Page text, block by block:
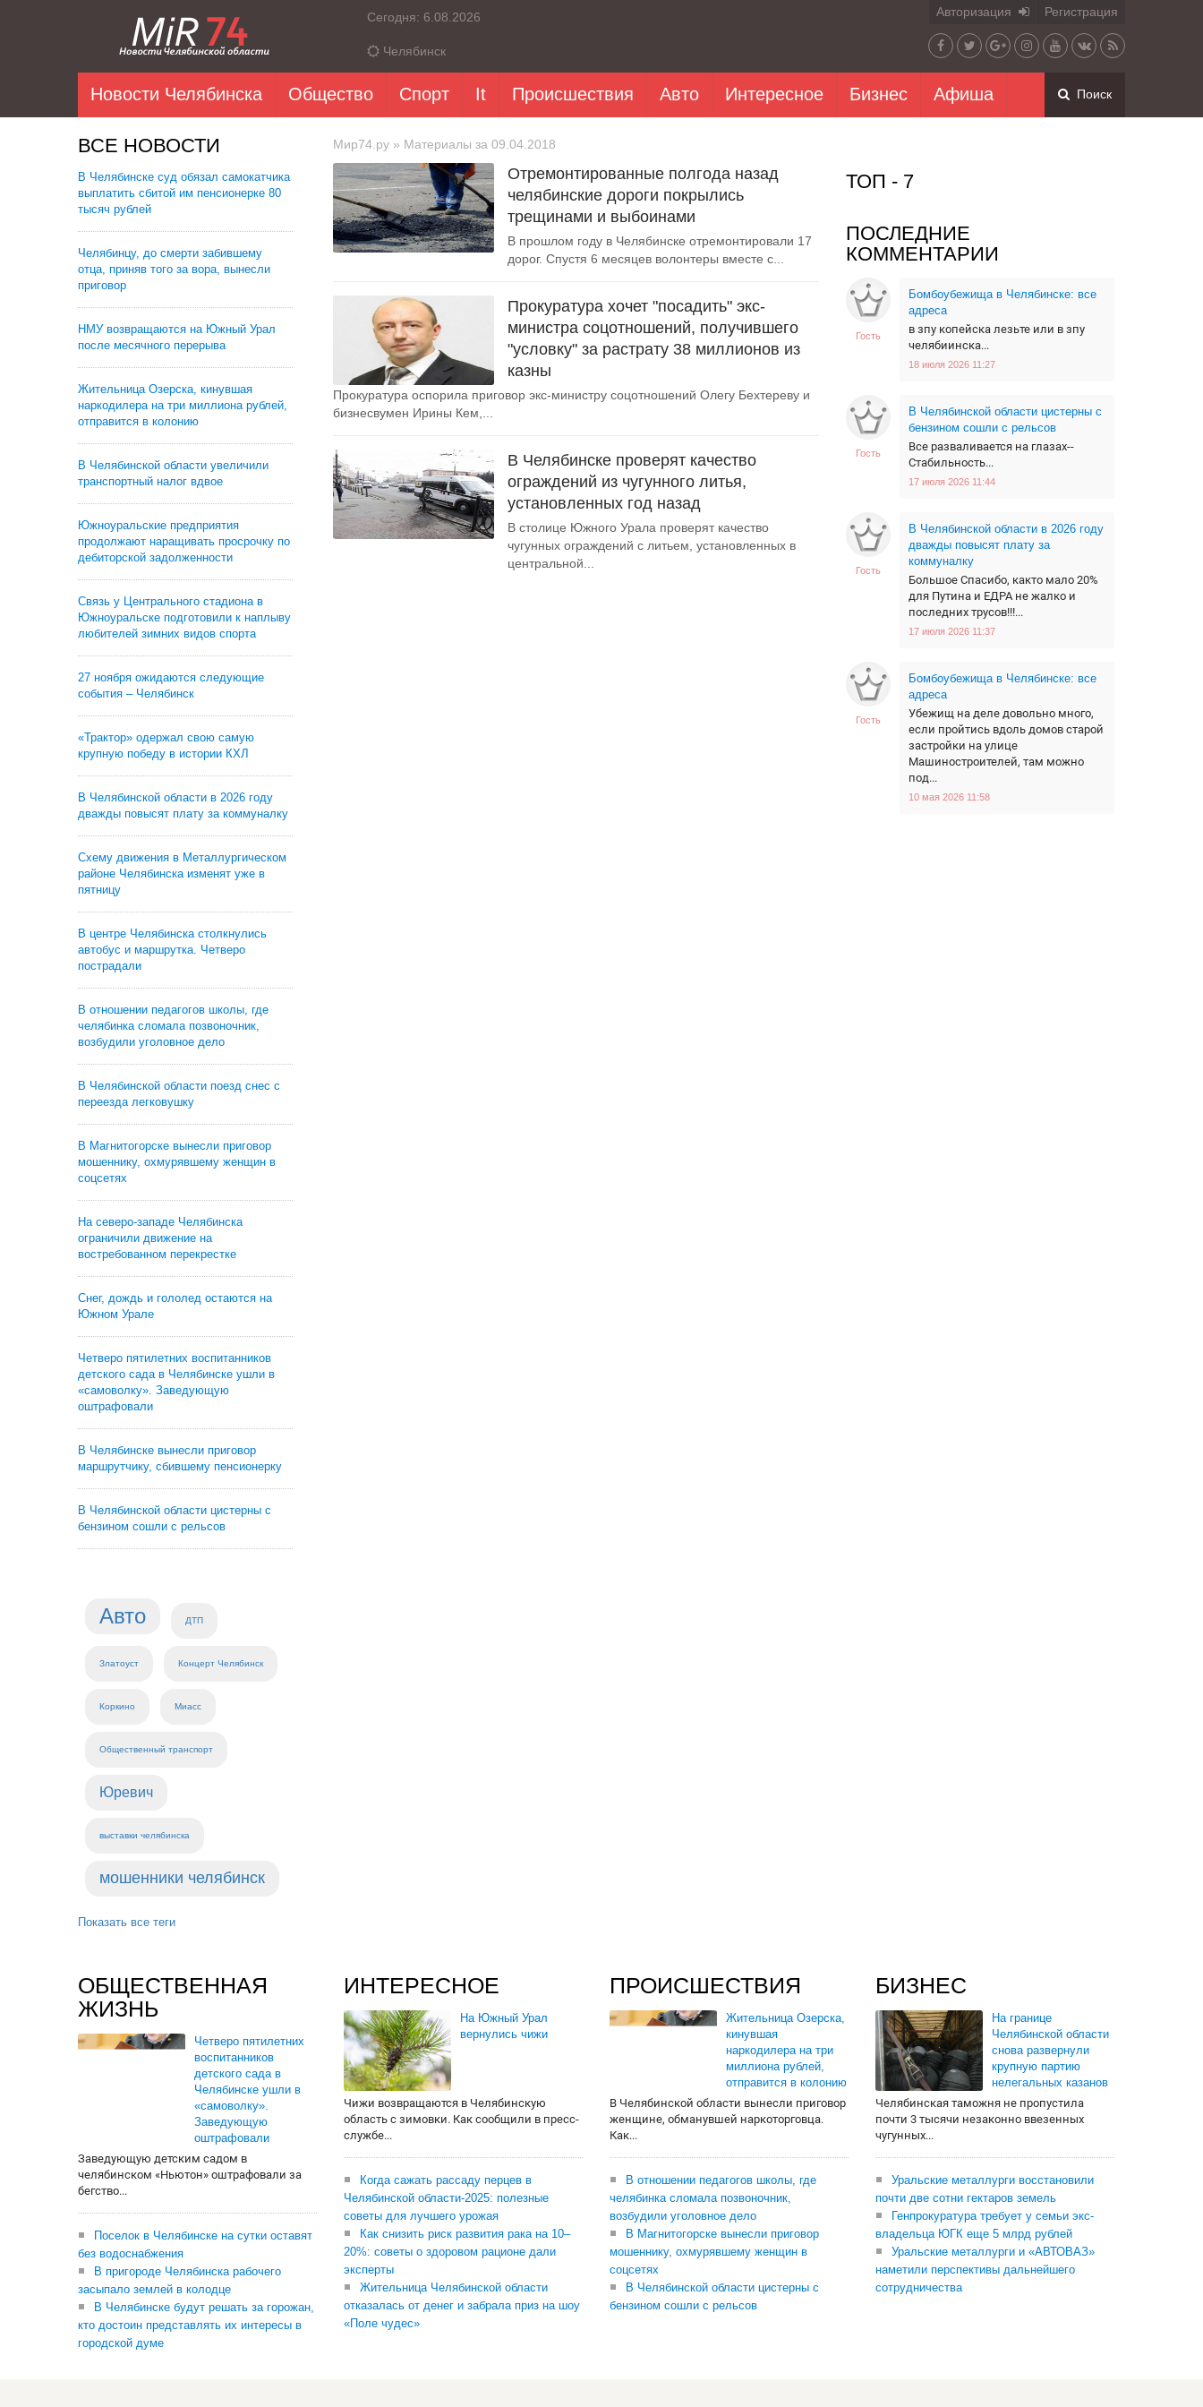
Сегодня: 6.08.2026
Челябинск
Авторизация Регистрация
Новости Челябинска Общество Спорт It Происшествия Авто Интересное Бизнес Афиша Поиск
ВСЕ НОВОСТИ
В Челябинске суд обязал самокатчика
выплатить сбитой им пенсионерке 80
тысяч рублей
Челябинцу, до смерти забившему
отца, приняв того за вора, вынесли
приговор
НМУ возвращаются на Южный Урал
после месячного перерыва
Жительница Озерска, кинувшая
наркодилера на три миллиона рублей,
отправится в колонию
В Челябинской области увеличили
транспортный налог вдвое
Южноуральские предприятия
продолжают наращивать просрочку по
дебиторской задолженности
Связь у Центрального стадиона в
Южноуральске подготовили к наплыву
любителей зимних видов спорта
27 ноября ожидаются следующие
события – Челябинск
«Трактор» одержал свою самую
крупную победу в истории КХЛ
В Челябинской области в 2026 году
дважды повысят плату за коммуналку
Схему движения в Металлургическом
районе Челябинска изменят уже в
пятницу
В центре Челябинска столкнулись
автобус и маршрутка. Четверо
пострадали
В отношении педагогов школы, где
челябинка сломала позвоночник,
возбудили уголовное дело
В Челябинской области поезд снес с
переезда легковушку
В Магнитогорске вынесли приговор
мошеннику, охмурявшему женщин в
соцсетях
На северо-западе Челябинска
ограничили движение на
востребованном перекрестке
Снег, дождь и гололед остаются на
Южном Урале
Четверо пятилетних воспитанников
детского сада в Челябинске ушли в
«самоволку». Заведующую
оштрафовали
В Челябинске вынесли приговор
маршрутчику, сбившему пенсионерку
В Челябинской области цистерны с
бензином сошли с рельсов
Авто ДТП
Златоуст Концерт Челябинск
Коркино Миасс
Общественный транспорт
Юревич
выставки челябинска
мошенники челябинск
Показать все теги
ТОП - 7
ПОСЛЕДНИЕ
КОММЕНТАРИИ
Гость
Бомбоубежища в Челябинске: все
адреса
в зпу копейска лезьте или в зпу
челябиинска...
18 июля 2026 11:27
Гость
В Челябинской области цистерны с
бензином сошли с рельсов
Все разваливается на глазах--
Стабильность...
17 июля 2026 11:44
Гость
В Челябинской области в 2026 году
дважды повысят плату за
коммуналку
Большое Спасибо, както мало 20%
для Путина и ЕДРА не жалко и
последних трусов!!!...
17 июля 2026 11:37
Гость
Бомбоубежища в Челябинске: все
адреса
Убежищ на деле довольно много,
если пройтись вдоль домов старой
застройки на улице
Машиностроителей, там можно
под...
10 мая 2026 11:58
Мир74.ру » Материалы за 09.04.2018
Отремонтированные полгода назад
челябинские дороги покрылись
трещинами и выбоинами
В прошлом году в Челябинске отремонтировали 17
дорог. Спустя 6 месяцев волонтеры вместе с...
Прокуратура хочет "посадить" экс-
министра соцотношений, получившего
"условку" за растрату 38 миллионов из
казны
Прокуратура оспорила приговор экс-министру соцотношений Олегу Бехтереву и
бизнесвумен Ирины Кем,...
В Челябинске проверят качество
ограждений из чугунного литья,
установленных год назад
В столице Южного Урала проверят качество
чугунных ограждений с литьем, установленных в
центральной...
ОБЩЕСТВЕННАЯ
ЖИЗНЬ
Четверо пятилетних
воспитанников
детского сада в
Челябинске ушли в
«самоволку».
Заведующую
оштрафовали
Заведующую детским садом в
челябинском «Ньютон» оштрафовали за
бегство...
Поселок в Челябинске на сутки оставят
без водоснабжения
В пригороде Челябинска рабочего
засыпало землей в колодце
В Челябинске будут решать за горожан,
кто достоин представлять их интересы в
городской думе
ИНТЕРЕСНОЕ
На Южный Урал
вернулись чижи
Чижи возвращаются в Челябинскую
область с зимовки. Как сообщили в пресс-
службе...
Когда сажать рассаду перцев в
Челябинской области-2025: полезные
советы для лучшего урожая
Как снизить риск развития рака на 10–
20%: советы о здоровом рационе дали
эксперты
Жительница Челябинской области
отказалась от денег и забрала приз на шоу
«Поле чудес»
ПРОИСШЕСТВИЯ
Жительница Озерска,
кинувшая
наркодилера на три
миллиона рублей,
отправится в колонию
В Челябинской области вынесли приговор
женщине, обманувшей наркоторговца.
Как...
В отношении педагогов школы, где
челябинка сломала позвоночник,
возбудили уголовное дело
В Магнитогорске вынесли приговор
мошеннику, охмурявшему женщин в
соцсетях
В Челябинской области цистерны с
бензином сошли с рельсов
БИЗНЕС
На границе
Челябинской области
снова развернули
крупную партию
нелегальных казанов
Челябинская таможня не пропустила
почти 3 тысячи незаконно ввезенных
чугунных...
Уральские металлурги восстановили
почти две сотни гектаров земель
Генпрокуратура требует у семьи экс-
владельца ЮГК еще 5 млрд рублей
Уральские металлурги и «АВТОВАЗ»
наметили перспективы дальнейшего
сотрудничества